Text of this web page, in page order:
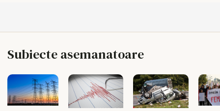
Subiecte asemanatoare